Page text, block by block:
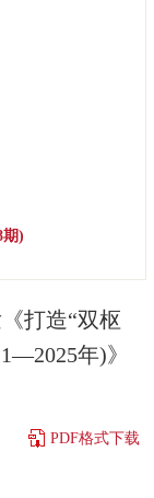
期)
打造“双枢
年)》
PDF格式下载